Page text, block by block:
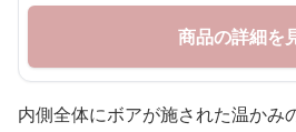
商品の詳細を
内側全体にボアが施された温かみ